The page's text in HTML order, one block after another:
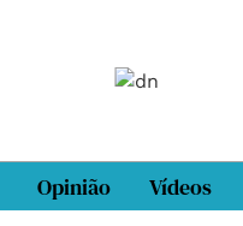
Opinião Vídeos